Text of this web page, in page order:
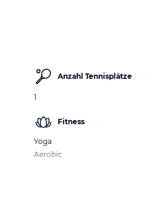
Anzahl Tennisplätze
1
Fitness
Yoga
Aerobic